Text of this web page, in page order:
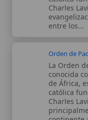
Artículo
editorial
del
de
la Iglesia.